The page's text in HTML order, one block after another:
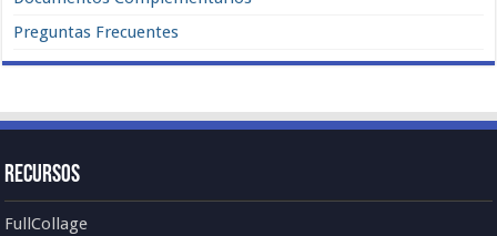
Preguntas Frecuentes
Recursos
FullCollage